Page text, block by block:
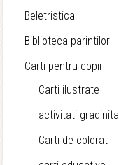
Beletristica
Biblioteca parintilor
Carti pentru copii
Carti ilustrate
activitati gradinita
Carti de colorat